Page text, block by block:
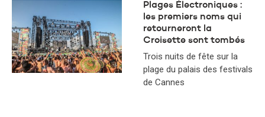
Plages Électroniques :
les premiers noms qui
retourneront la
Croisette sont tombés
Trois nuits de fête sur la
plage du palais des festivals
de Cannes